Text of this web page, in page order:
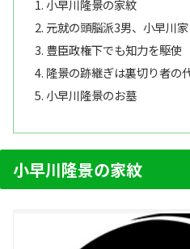
小早川隆景の家紋
元就の頭脳派3男、小早川
豊臣政権下でも知力を駆使
隆景の跡継ぎは裏切り者の
小早川隆景のお墓
小早川隆景の家紋